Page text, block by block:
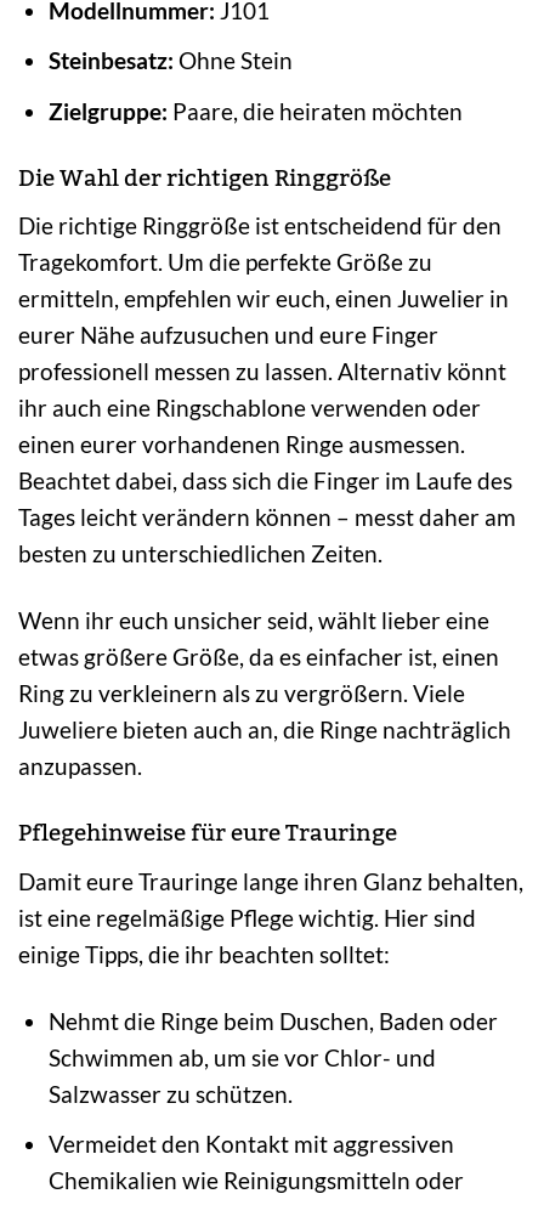
Modellnummer: J101
Steinbesatz: Ohne Stein
Zielgruppe: Paare, die heiraten möchten
Die Wahl der richtigen Ringgröße
Die richtige Ringgröße ist entscheidend für den
Tragekomfort. Um die perfekte Größe zu
ermitteln, empfehlen wir euch, einen Juwelier in
eurer Nähe aufzusuchen und eure Finger
professionell messen zu lassen. Alternativ könnt
ihr auch eine Ringschablone verwenden oder
einen eurer vorhandenen Ringe ausmessen.
Beachtet dabei, dass sich die Finger im Laufe des
Tages leicht verändern können – messt daher am
besten zu unterschiedlichen Zeiten.
Wenn ihr euch unsicher seid, wählt lieber eine
etwas größere Größe, da es einfacher ist, einen
Ring zu verkleinern als zu vergrößern. Viele
Juweliere bieten auch an, die Ringe nachträglich
anzupassen.
Pflegehinweise für eure Trauringe
Damit eure Trauringe lange ihren Glanz behalten,
ist eine regelmäßige Pflege wichtig. Hier sind
einige Tipps, die ihr beachten solltet:
Nehmt die Ringe beim Duschen, Baden oder
Schwimmen ab, um sie vor Chlor- und
Salzwasser zu schützen.
Vermeidet den Kontakt mit aggressiven
Chemikalien wie Reinigungsmitteln oder